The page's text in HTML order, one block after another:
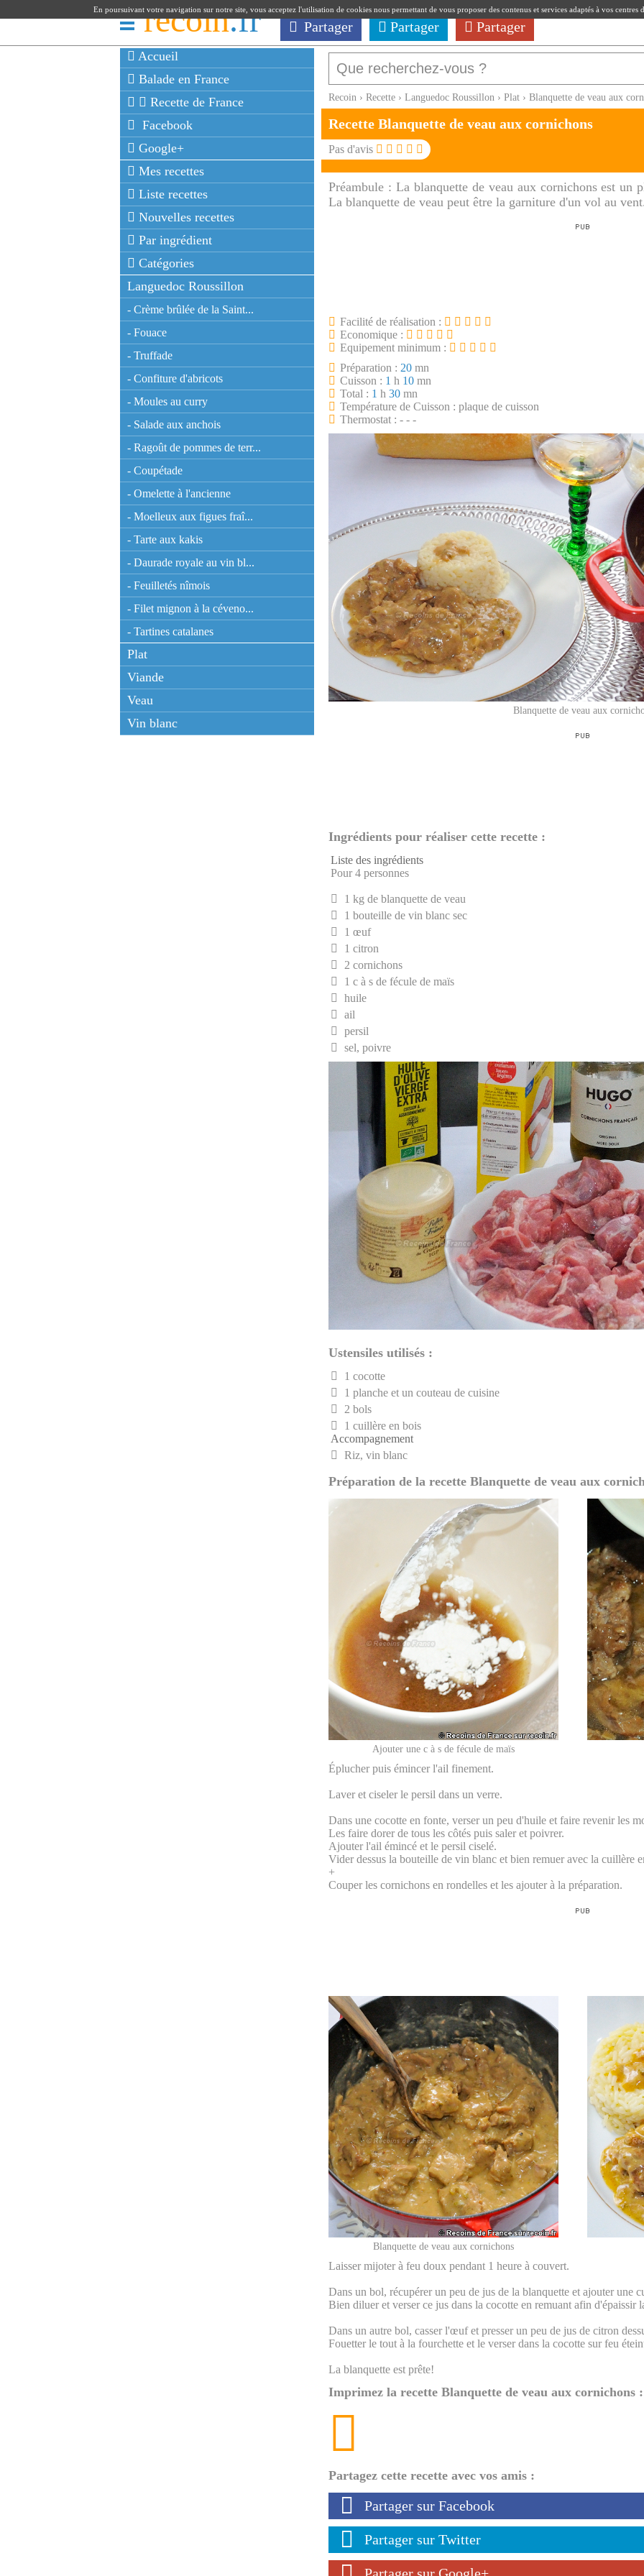
recoin.fr Partager Partager Partager
Accueil
Balade en France
Recette de France
Facebook
Google+
Mes recettes
Liste recettes
Nouvelles recettes
Par ingrédient
Catégories
Languedoc Roussillon
- Crème brûlée de la Saint...
- Fouace
- Truffade
- Confiture d'abricots
- Moules au curry
- Salade aux anchois
- Ragoût de pommes de terr...
- Coupétade
- Omelette à l'ancienne
- Moelleux aux figues fraî...
- Tarte aux kakis
- Daurade royale au vin bl...
- Feuilletés nîmois
- Filet mignon à la céveno...
- Tartines catalanes
Plat
Viande
Veau
Vin blanc
Recoin › Recette › Languedoc Roussillon › Plat › Blanquette de veau aux
Recette Blanquette de veau aux cornichons
Pas d'avis
Préambule : La blanquette de veau aux cornichons est un
La blanquette de veau peut être la garniture d'un vol au
Facilité de réalisation :
Economique :
Equipement minimum :
Préparation : 20 mn
Cuisson : 1 h 10 mn
Total : 1 h 30 mn
Température de Cuisson : plaque de cuisson
Thermostat : - - -
Blanquette de veau aux
Ingrédients pour réaliser cette recette :
Liste des ingrédients
Pour 4 personnes
1 kg de blanquette de veau
1 bouteille de vin blanc sec
1 œuf
1 citron
2 cornichons
1 c à s de fécule de maïs
huile
ail
persil
sel, poivre
Ustensiles utilisés :
1 cocotte
1 planche et un couteau de cuisine
2 bols
1 cuillère en bois
Accompagnement
Riz, vin blanc
Préparation de la recette Blanquette de veau aux
Ajouter une c à s de fécule de maïs
Éplucher puis émincer l'ail finement.
Laver et ciseler le persil dans un verre.
Dans une cocotte en fonte, verser un peu d'huile et faire revenir les
Les faire dorer de tous les côtés puis saler et poivrer.
Ajouter l'ail émincé et le persil ciselé.
Vider dessus la bouteille de vin blanc et bien remuer avec la cuillère
+
Couper les cornichons en rondelles et les ajouter à la préparation.
Blanquette de veau aux cornichons
Laisser mijoter à feu doux pendant 1 heure à couvert.
Dans un bol, récupérer un peu de jus de la blanquette et ajouter une
Bien diluer et verser ce jus dans la cocotte en remuant afin d'épaissir
Dans un autre bol, casser l'œuf et presser un peu de jus de citron
Fouetter le tout à la fourchette et le verser dans la cocotte sur feu
La blanquette est prête!
Imprimez la recette Blanquette de veau aux cornichons :
Partagez cette recette avec vos amis :
Partager sur Facebook
Partager sur Twitter
Partager sur Google+
En poursuivant votre navigation sur notre site, vous acceptez l'utilisation de cookies nous permettant de vous proposer des contenus et services adaptés à vos centres